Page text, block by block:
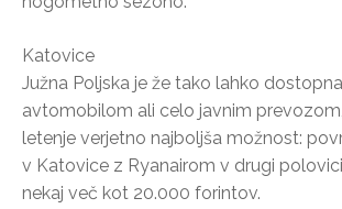
Katovice
Južna Poljska je že tako lahko
avtomobilom ali celo javnim
letenje verjetno najboljša možnost:
v Katovice z Ryanairom v drugi
nekaj več kot 20.000 forintov.